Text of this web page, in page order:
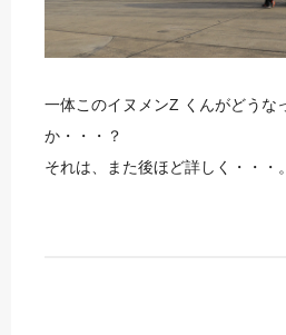
一体このイヌメンZ くんがどうな
か・・・？
それは、また後ほど詳しく・・・。